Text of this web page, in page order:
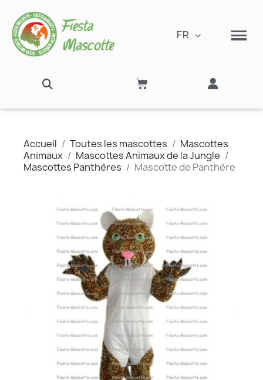
FR
Accueil Toutes les mascottes
Mascottes
Animaux
Mascottes Animaux de la Jungle
Mascottes Panthères
Mascotte de Panthère